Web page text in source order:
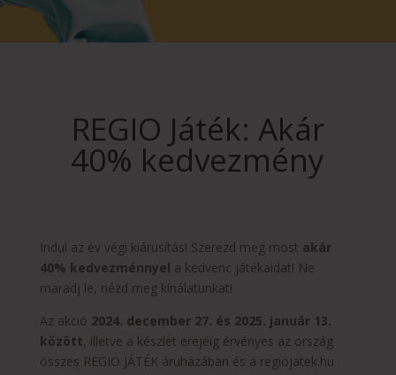
REGIO Játék: Akár
40% kedvezmény
Indul az év végi kiárusítás! Szerezd meg most akár
40% kedvezménnyel a kedvenc játékaidat! Ne
maradj le, nézd meg kínálatunkat!
Az akció 2024. december 27. és 2025. január 13.
között, illetve a készlet erejéig érvényes az ország
összes REGIO JÁTÉK áruházában és a regiojatek.hu